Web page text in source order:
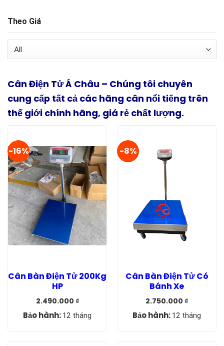
Theo Giá
Cân Điện Tử Á Châu – Chúng tôi chuyên
cung cấp tất cả các hãng cân nổi tiếng trên
thế giới chính hãng, giá rẻ chất lượng.
-16%
Cân Bàn Điện Tử 200Kg
HP
Giá
gốc
là:
2.490.000 ₫
Giá
hiện
tại
Bảo hành: 12 tháng
-8%
Cân Bàn Điện Tử Có
Bánh Xe
Giá
gốc
là:
2.750.000 ₫
Giá
hiện
tại
Bảo hành: 12 tháng